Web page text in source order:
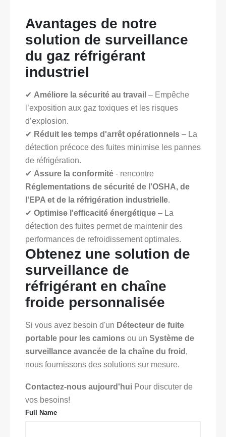
Avantages de notre
solution de surveillance
du gaz réfrigérant
industriel
✔ Améliore la sécurité au travail – Empêche
l’exposition aux gaz toxiques et les risques
d’explosion.
✔ Réduit les temps d'arrêt opérationnels – La
détection précoce des fuites minimise les pannes
de réfrigération.
✔ Assure la conformité - rencontre
Réglementations de sécurité de l'OSHA, de
l'EPA et de la réfrigération industrielle.
✔ Optimise l'efficacité énergétique – La
détection des fuites permet de maintenir des
performances de refroidissement optimales.
Obtenez une solution de
surveillance de
réfrigérant en chaîne
froide personnalisée
Si vous avez besoin d'un Détecteur de fuite
portable pour les camions ou un Système de
surveillance avancée de la chaîne du froid ,
nous fournissons des solutions sur mesure.
Contactez-nous aujourd'hui Pour discuter de
vos besoins!
Full Name